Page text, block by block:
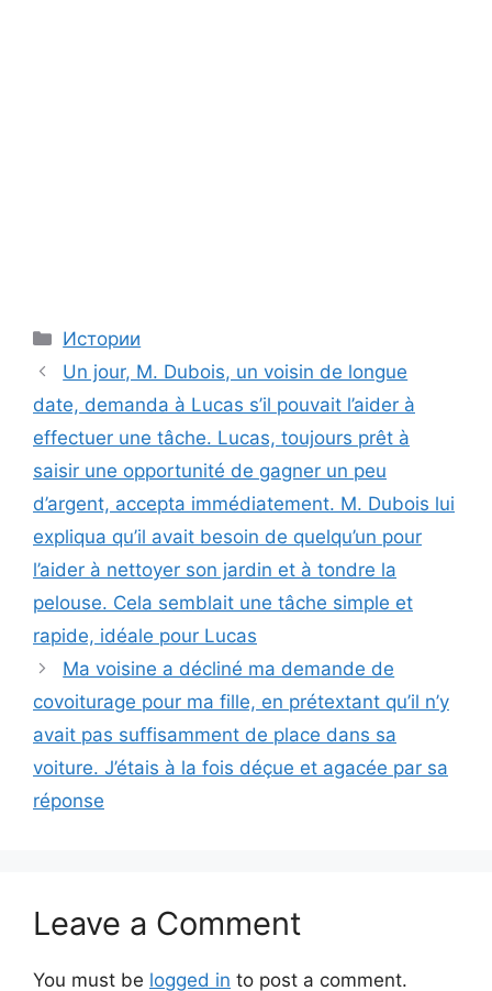
Categories
Истории
Un jour, M. Dubois, un voisin de longue
date, demanda à Lucas s’il pouvait l’aider à
effectuer une tâche. Lucas, toujours prêt à
saisir une opportunité de gagner un peu
d’argent, accepta immédiatement. M. Dubois lui
expliqua qu’il avait besoin de quelqu’un pour
l’aider à nettoyer son jardin et à tondre la
pelouse. Cela semblait une tâche simple et
rapide, idéale pour Lucas
Ma voisine a décliné ma demande de
covoiturage pour ma fille, en prétextant qu’il n’y
avait pas suffisamment de place dans sa
voiture. J’étais à la fois déçue et agacée par sa
réponse
Leave a Comment
You must be logged in to post a comment.